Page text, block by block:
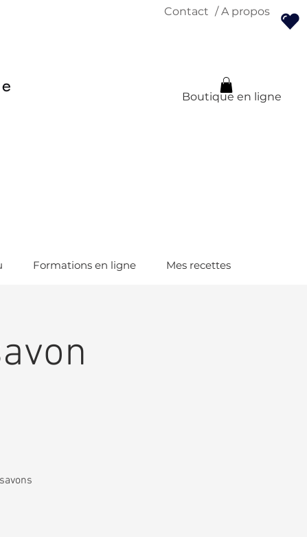
Contact / A propos
Boutique en ligne
Formations en ligne Mes recettes